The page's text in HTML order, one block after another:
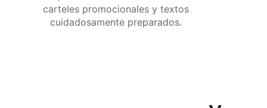
carteles promocionales y textos
cuidadosamente preparados.